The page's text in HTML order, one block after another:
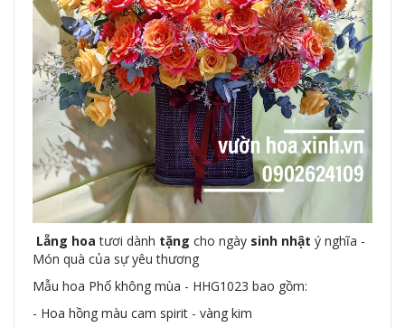
Lẵng hoa tươi dành tặng cho ngày sinh nhật ý nghĩa -
Món quà của sự yêu thương
Mẫu hoa Phố không mùa - HHG1023 bao gồm:
- Hoa hồng màu cam spirit - vàng kim